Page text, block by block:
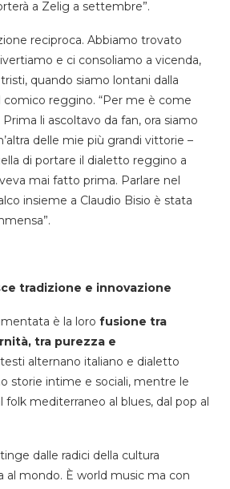
a Zelig a settembre”.
reciproca. Abbiamo trovato
e ci consoliamo a vicenda,
quando siamo lontani dalla
comico reggino. “Per me è come
li ascoltavo da fan, ora siamo
delle mie più grandi vittorie –
di portare il dialetto reggino a
mai fatto prima. Parlare nel
insieme a Claudio Bisio è stata
tradizione e innovazione
è la loro fusione tra
tra purezza e
alternano italiano e dialetto
storie intime e sociali, mentre le
folk mediterraneo al blues, dal pop al
dalle radici della cultura
al mondo. È world music ma con